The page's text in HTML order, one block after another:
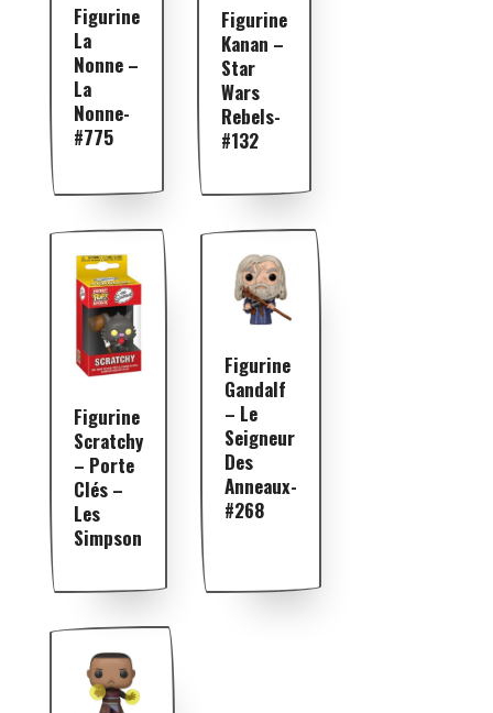
Figurine
La
Nonne –
La
Nonne-
#775
Figurine
Kanan –
Star
Wars
Rebels-
#132
Figurine
Scratchy
– Porte
Clés –
Les
Simpson
Figurine
Gandalf
– Le
Seigneur
Des
Anneaux-
#268